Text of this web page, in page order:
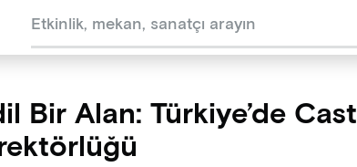
Bir Alan: Türkiye’de Cast